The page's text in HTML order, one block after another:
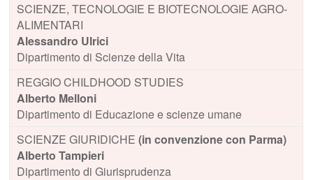
SCIENZE, TECNOLOGIE E BIOTECNOLOGIE AGRO-
ALIMENTARI
Alessandro Ulrici
Dipartimento di Scienze della Vita
REGGIO CHILDHOOD STUDIES
Alberto Melloni
Dipartimento di Educazione e scienze umane
SCIENZE GIURIDICHE (in convenzione con Parma)
Alberto Tampieri
Dipartimento di Giurisprudenza